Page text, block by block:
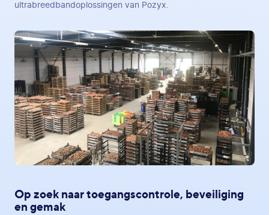
ultrabreedbandoplossingen van Pozyx.
Op zoek naar toegangscontrole, beveiliging
en gemak